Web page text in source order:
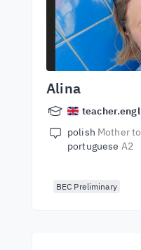
Alina
polish Mother
portuguese A2
BEC Preliminary